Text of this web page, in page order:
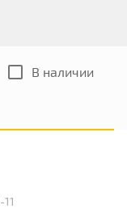
В наличии